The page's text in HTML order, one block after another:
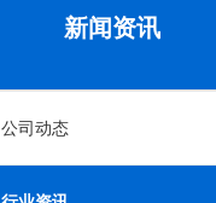
新闻资讯
公司动态